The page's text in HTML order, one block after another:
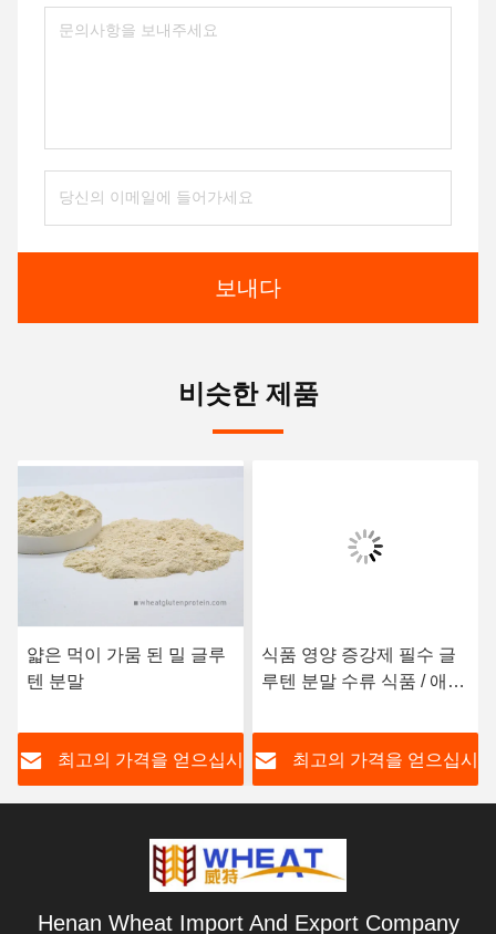
보내다
비슷한 제품
얇은 먹이 가뭄 된 밀 글루
텐 분말
최고의 가격을 얻으십시
식품 영양 증강제 필수 글
루텐 분말 수류 식품 / 애완
최고의 가격을 얻으십시
Henan Wheat Import And Export Company